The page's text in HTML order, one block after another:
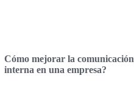
Cómo mejorar la comunicación
interna en una empresa?